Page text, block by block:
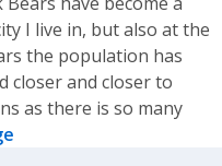
I live in, but also at the
the population has
closer and closer to
as there is so many